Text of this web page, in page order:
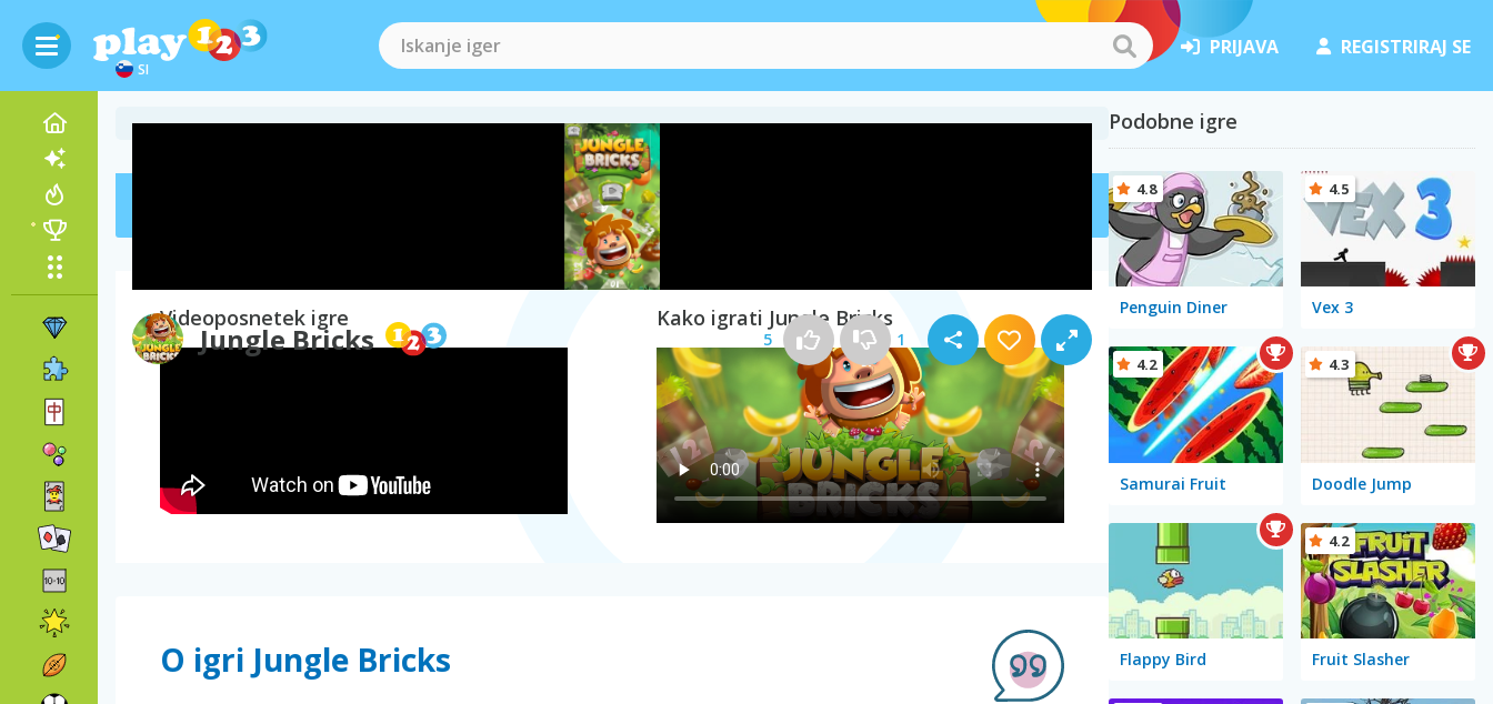
SI
PRIJAVA REGISTRIRAJ SE
Jungle Bricks 5 1
včlanite.
Videoposnetek igre Kako igrati Jungle Bricks
O igri Jungle Bricks
Podobne igre
Penguin Diner
4.8
Vex 3
4.5
Samurai Fruit
4.2
Doodle Jump
4.3
Flappy Bird Fruit Slasher
4.2